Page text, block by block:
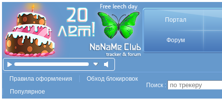
Портал
Форум
Правила оформления
Обход блокировок
Популярное
Поиск :